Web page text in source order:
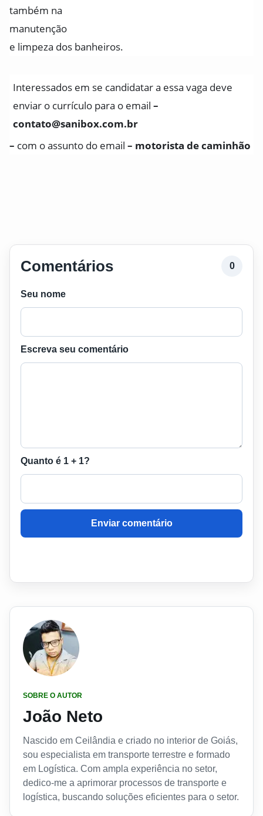
também na
manutenção
e limpeza dos banheiros.
Interessados em se candidatar a essa vaga deve
enviar o currículo para o email –
contato@sanibox.com.br
– com o assunto do email – motorista de caminhão
Comentários 0
Seu nome
Escreva seu comentário
Quanto é 1 + 1?
Enviar comentário
SOBRE O AUTOR
João Neto
Nascido em Ceilândia e criado no interior de Goiás,
sou especialista em transporte terrestre e formado
em Logística. Com ampla experiência no setor,
dedico-me a aprimorar processos de transporte e
logística, buscando soluções eficientes para o setor.